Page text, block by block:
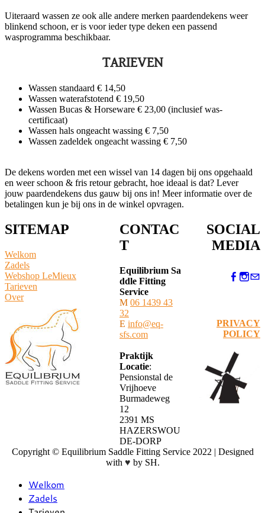
Uiteraard wassen ze ook alle andere merken paardendekens weer
blinkend schoon, er is voor ieder type deken een passend
wasprogramma beschikbaar.
TARIEVEN
Wassen standaard € 14,50
​Wassen waterafstotend € 19,50
Wassen Bucas & Horseware € 23,00 (inclusief was-
certificaat)
Wassen hals ongeacht wassing € 7,50
Wassen zadeldek ongeacht wassing € 7,50
De dekens worden met een wissel van 14 dagen bij ons opgehaald
en weer schoon & fris retour gebracht, hoe ideaal is dat? Lever
jouw paardendekens dus gauw bij ons in! Meer informatie over de
betalingen kun je bij ons in de winkel opvragen.
SITEMAP
Welkom
Zadels
Webshop LeMieux
​Tarieven
Over
CONTAC
T
Equilibrium Sa
ddle Fitting
Service
M 06 1439 43
32
E info@eq-
sfs.com
Praktijk
Locatie:
Pensionstal de
Vrijhoeve
Burmadeweg
12
​2391 MS
HAZERSWOU
DE-DORP
SOCIAL
MEDIA
PRIVACY
POLICY
Copyright © Equilibrium Saddle Fitting Service 2022 | Designed
with ♥ by SH.
Welkom
Zadels